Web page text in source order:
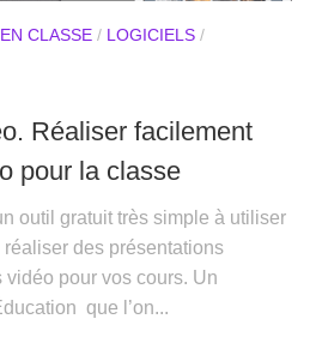
CLASSE / LOGICIELS /
Réaliser facilement
pour la classe
outil gratuit très simple à utiliser
des présentations
pour vos cours. Un
que l’on...